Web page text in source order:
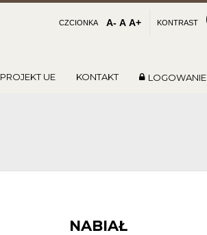
CZCIONKA A- A A+ KONTRAST
PROJEKT UE KONTAKT LOGOWANIE
NABIAŁ